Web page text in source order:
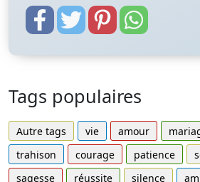
Tags populaires
Autre tags vie amour
trahison
courage patience
sagesse
réussite silence